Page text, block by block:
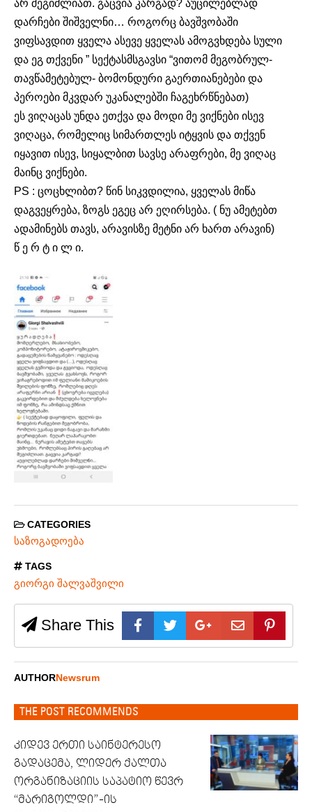
არ შეგიძლიათ. გაცვია კარგად? აუცილებლად
დარჩები შიშველნი… როგორც ბავშვობაში
ვიფსავდით ყველა ასევე ყველას ამოგვხდება სული
და ეგ თქვენი ” სექტასმსგავსი “ვითომ მეგობრულ-
თავწამეტებულ- ბომონდური გაერთიანებები და
პეროები მკვდარ უკანალებში ჩაგეხრწნებათ)
ეს ვიღაცას უნდა ეთქვა და მოდი მე ვიქნები ისევ
ვიღაცა, რომელიც სიმართლეს იტყვის და თქვენ
იყავით ისევ, სიყალბით სავსე არაფრები, მე ვიღაც
მაინც ვიქნები.
PS : ცოცხლიბთ? წინ სიკვდილია, ყველას მიწა
დაგვეყრება, ზოგს ეგეც არ ეღირსება. ( ნუ ამეტებთ
ადამინებს თავს, არავისზე მეტნი არ ხართ არავინ)
წ ე რ ტ ი ლ ი.
CATEGORIES
საზოგადოება
TAGS
გიორგი შალვაშვილი
Share This
AUTHORNewsrum
THE POST RECOMMENDS
კიდევ ერთი საინტერესო
გადაცემა, ლიდერ ქალთა
ორგანიზაციის საპატიო წევრ
“მარიგოლდი”-ის